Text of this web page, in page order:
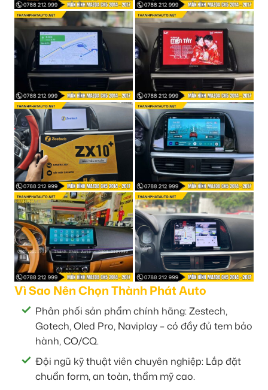
Vì Sao Nên Chọn Thành Phát Auto
Phân phối sản phẩm chính hãng: Zestech,
Gotech, Oled Pro, Naviplay – có đầy đủ tem bảo
hành, CO/CQ.
Đội ngũ kỹ thuật viên chuyên nghiệp: Lắp đặt
chuẩn form, an toàn, thẩm mỹ cao.